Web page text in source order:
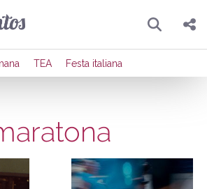
Pesquisar
Compartilhar
Publicar no Facebook
TEA Festa italiana